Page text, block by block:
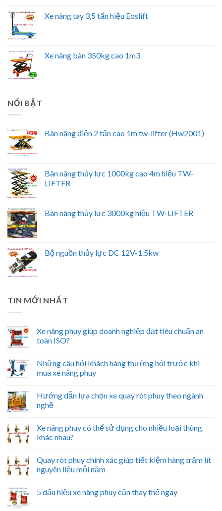
Xe nâng tay 3,5 tấn hiệu Eoslift
Xe nâng bàn 350kg cao 1m3
NỔI BẬT
Bàn nâng điện 2 tấn cao 1m tw-lifter (Hw2001)
Bàn nâng thủy lực 1000kg cao 4m hiệu TW-
LIFTER
Bàn nâng thủy lực 3000kg hiệu TW-LIFTER
Bộ nguồn thủy lực DC 12V-1.5kw
TIN MỚI NHẤT
Xe nâng phuy giúp doanh nghiệp đạt tiêu chuẩn an
toàn ISO?
Những câu hỏi khách hàng thường hỏi trước khi
mua xe nâng phuy
Hướng dẫn lựa chọn xe quay rót phuy theo ngành
nghề
Xe nâng phuy có thể sử dụng cho nhiều loại thùng
khác nhau?
Quay rót phuy chính xác giúp tiết kiệm hàng trăm lít
nguyên liệu mỗi năm
5 dấu hiệu xe nâng phuy cần thay thế ngay